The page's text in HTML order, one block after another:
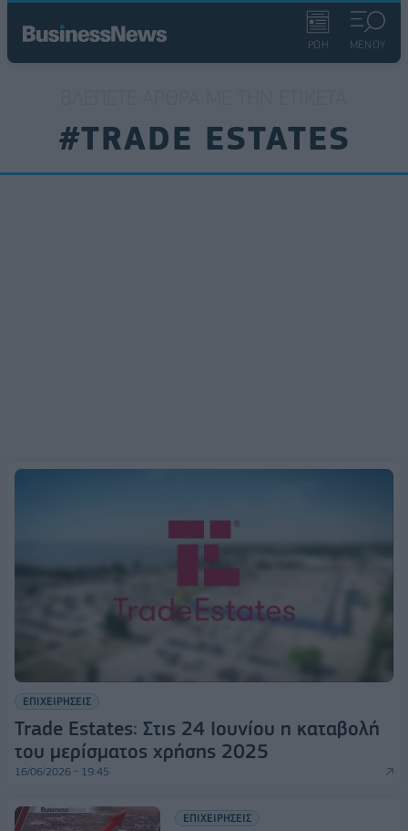
ΡΟΗ ΜΕΝΟΥ
#TRADE ESTATES
ΕΠΙΧΕΙΡΗΣΕΙΣ
Trade Estates: Στις 24 Ιουνίου η καταβολή
του μερίσματος χρήσης 2025
16/06/2026 - 19:45
ΕΠΙΧΕΙΡΗΣΕΙΣ